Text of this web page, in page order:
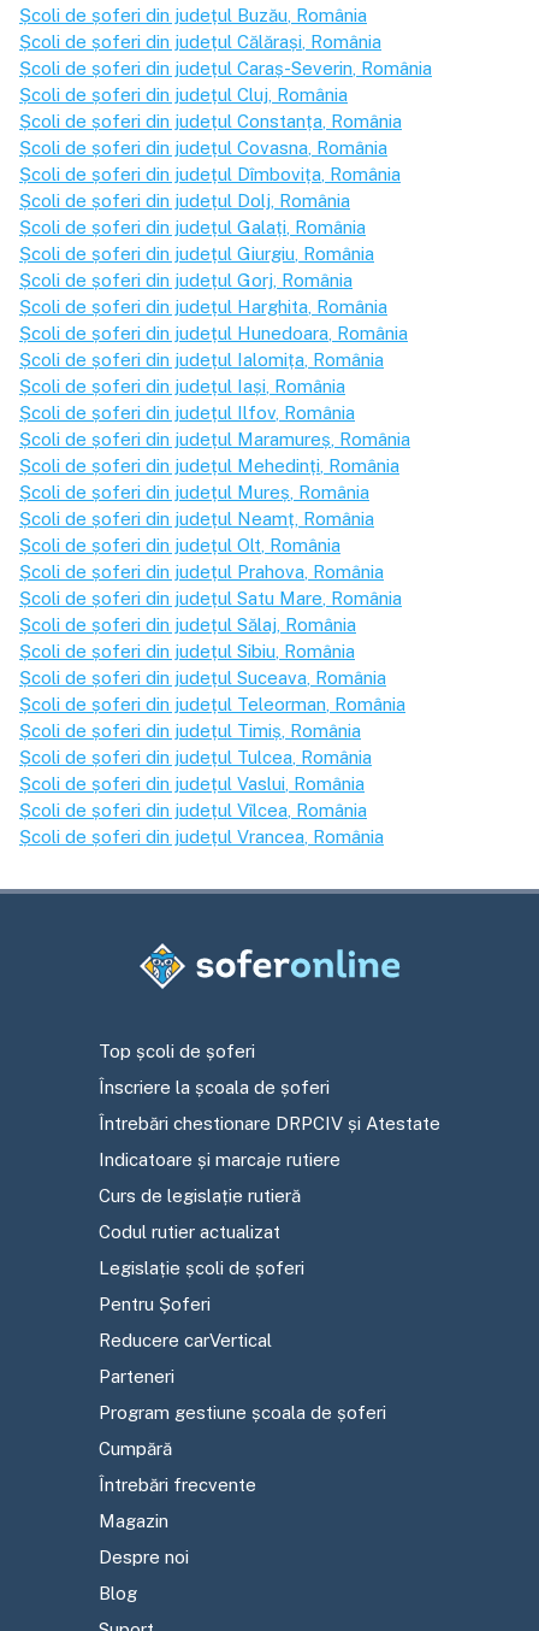
Școli de șoferi din județul Buzău , România
Școli de șoferi din județul Călărași , România
Școli de șoferi din județul Caraș-Severin , România
Școli de șoferi din județul Cluj , România
Școli de șoferi din județul Constanța , România
Școli de șoferi din județul Covasna , România
Școli de șoferi din județul Dîmbovița , România
Școli de șoferi din județul Dolj , România
Școli de șoferi din județul Galați , România
Școli de șoferi din județul Giurgiu , România
Școli de șoferi din județul Gorj , România
Școli de șoferi din județul Harghita , România
Școli de șoferi din județul Hunedoara , România
Școli de șoferi din județul Ialomița , România
Școli de șoferi din județul Iași , România
Școli de șoferi din județul Ilfov , România
Școli de șoferi din județul Maramureș , România
Școli de șoferi din județul Mehedinți , România
Școli de șoferi din județul Mureș , România
Școli de șoferi din județul Neamț , România
Școli de șoferi din județul Olt , România
Școli de șoferi din județul Prahova , România
Școli de șoferi din județul Satu Mare , România
Școli de șoferi din județul Sălaj , România
Școli de șoferi din județul Sibiu , România
Școli de șoferi din județul Suceava , România
Școli de șoferi din județul Teleorman , România
Școli de șoferi din județul Timiș , România
Școli de șoferi din județul Tulcea , România
Școli de șoferi din județul Vaslui , România
Școli de șoferi din județul Vîlcea , România
Școli de șoferi din județul Vrancea , România
Top școli de șoferi
Înscriere la școala de șoferi
Întrebări chestionare DRPCIV și Atestate
Indicatoare și marcaje rutiere
Curs de legislație rutieră
Codul rutier actualizat
Legislație școli de șoferi
Pentru Șoferi
Reducere carVertical
Parteneri
Program gestiune școala de șoferi
Cumpără
Întrebări frecvente
Magazin
Despre noi
Blog